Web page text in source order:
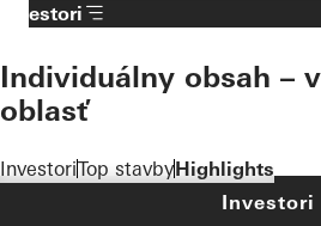
InvestoriTop stavbyHighlights
Investori
Individuálny obsah –
oblasť
Investori